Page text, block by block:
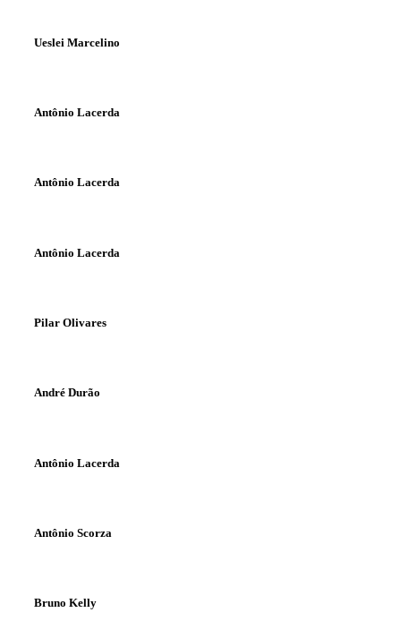
Ueslei Marcelino
Antônio Lacerda
Antônio Lacerda
Antônio Lacerda
Pilar Olivares
André Durão
Antônio Lacerda
Antônio Scorza
Bruno Kelly